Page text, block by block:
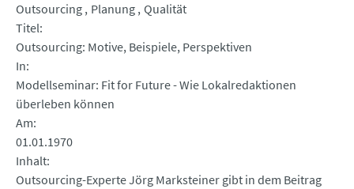
Outsourcing Planung Qualität
Titel
Outsourcing: Motive, Beispiele, Perspektiven
In
Modellseminar: Fit for Future - Wie Lokalredaktionen
überleben können
Am
01.01.1970
Inhalt
Outsourcing-Experte Jörg Marksteiner gibt in dem Beitrag